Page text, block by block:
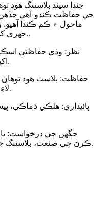
جنڊا سينڊ بلاسٽنگ
جي حفاظت ڪندو آهي جڏهن
ماحول ۾ ڪم ڪندا
چهري کي باریک ملبے کان بچائڻ لاءِ بهترين آهي..
نظر: وڏي حفاظتي
اکين کي محفوظ رکڻ جي اجازت ڏئي ٿي.
حفاظت: بلاسٽ هوڊ
لاءِ مضبوط ڪينواس مواد سان گڏ اچي ٿو.
پائيداري: هلڪي ڌماڪي،
جڳهن جي درخواست:
ڪرڻ جي صنعت، بلاسٽنگ جي صنعت، مٽي پيدا ڪرڻ واري صنعت.